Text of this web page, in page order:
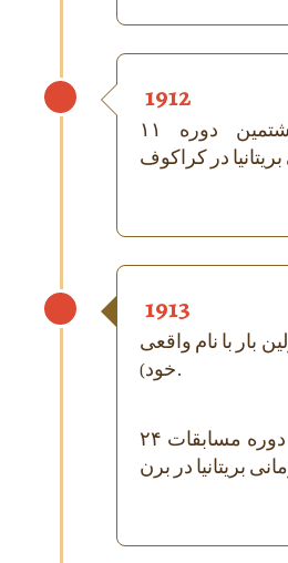
1912
۱۱ تا ۱۸ آگوست: هشتمین دوره
1913
بار با نام واقعی
خود).
۲۴ تا ۳۱ آگوست: نهمین دوره مسابقات